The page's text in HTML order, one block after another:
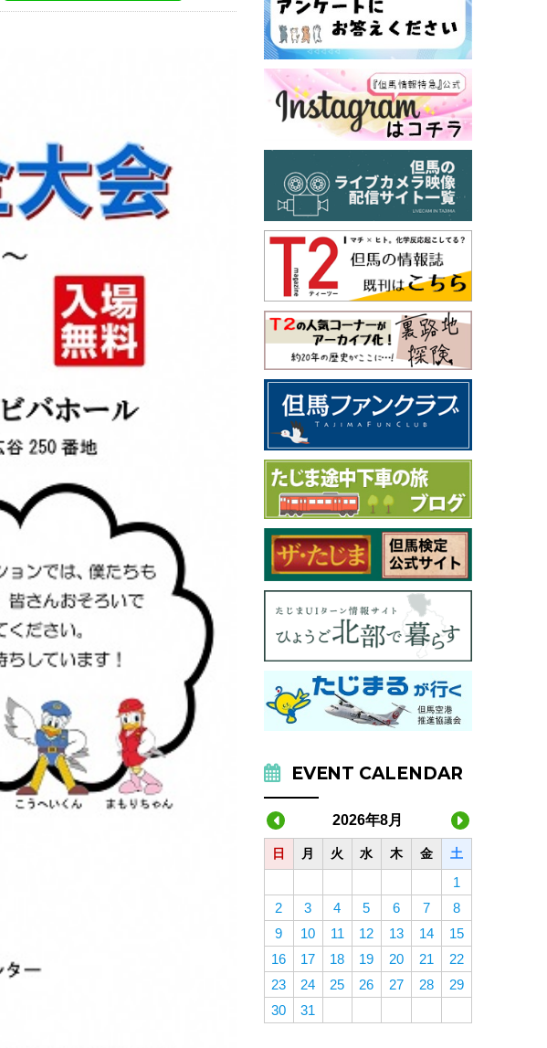
EVENT CALENDAR
2026年8月
日 月 火 水 木 金 土
1
2
3 4 5 6 7
8
9
10 11 12 13 14
15
16
17 18 19 20 21
22
23
24 25 26 27 28
29
30
31